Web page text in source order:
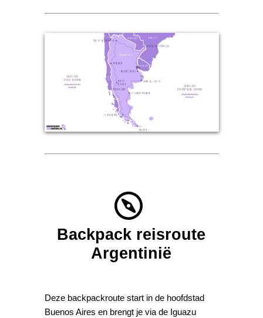
Backpack reisroute
Argentinië
Deze backpackroute start in de hoofdstad
Buenos Aires en brengt je via de Iguazu